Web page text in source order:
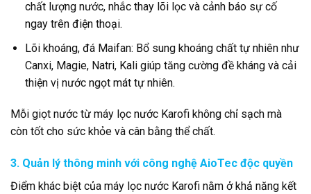
chất lượng nước, nhắc thay lõi lọc và cảnh báo sự cố
ngay trên điện thoại.
Lõi khoáng, đá Maifan: Bổ sung khoáng chất tự nhiên như
Canxi, Magie, Natri, Kali giúp tăng cường đề kháng và cải
thiện vị nước ngọt mát tự nhiên.
Mỗi giọt nước từ máy lọc nước Karofi không chỉ sạch mà
còn tốt cho sức khỏe và cân bằng thể chất.
3. Quản lý thông minh với công nghệ AioTec độc quyền
Điểm khác biệt của máy lọc nước Karofi nằm ở khả năng kết